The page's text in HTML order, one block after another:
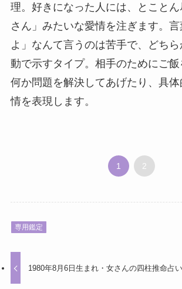
理。好きになった人には、とこと
さん」みたいな愛情を注ぎます。
よ」なんて言うのは苦手で、どち
動で示すタイプ。相手のためにご飯
何か問題を解決してあげたり、具
情を表現します。
1 2
専用鑑定
1980年8月6日生まれ・女さんの四柱推命占